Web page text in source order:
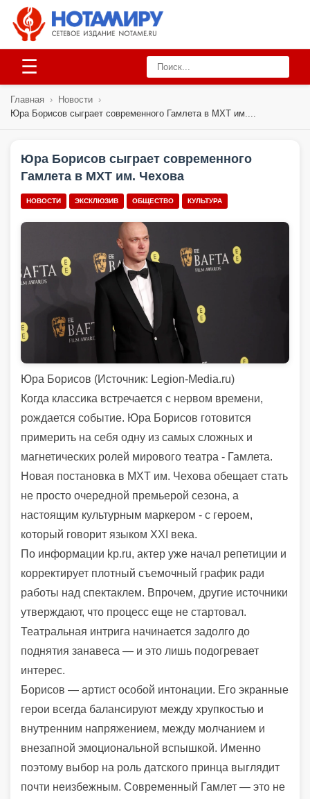
☰
Главная › Новости ›
Юра Борисов сыграет современного Гамлета в МХТ им....
Юра Борисов сыграет современного
Гамлета в МХТ им. Чехова
НОВОСТИ ЭКСКЛЮЗИВ ОБЩЕСТВО КУЛЬТУРА
Юра Борисов (Источник: Legion-Media.ru)
Когда классика встречается с нервом времени,
рождается событие. Юра Борисов готовится
примерить на себя одну из самых сложных и
магнетических ролей мирового театра - Гамлета.
Новая постановка в МХТ им. Чехова обещает стать
не просто очередной премьерой сезона, а
настоящим культурным маркером - с героем,
который говорит языком XXI века.
По информации kp.ru, актер уже начал репетиции и
корректирует плотный съемочный график ради
работы над спектаклем. Впрочем, другие источники
утверждают, что процесс еще не стартовал.
Театральная интрига начинается задолго до
поднятия занавеса — и это лишь подогревает
интерес.
Борисов — артист особой интонации. Его экранные
герои всегда балансируют между хрупкостью и
внутренним напряжением, между молчанием и
внезапной эмоциональной вспышкой. Именно
поэтому выбор на роль датского принца выглядит
почти неизбежным. Современный Гамлет — это не